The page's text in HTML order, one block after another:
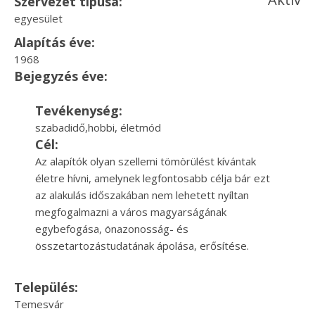
egyesület
Alapítás éve:
1968
Bejegyzés éve:
Tevékenység:
szabadidő,hobbi, életmód
Cél:
Az alapítók olyan szellemi tömörülést kívántak
életre hívni, amelynek legfontosabb célja bár ezt
az alakulás időszakában nem lehetett nyíltan
megfogalmazni a város magyarságának
egybefogása, önazonosság- és
összetartozástudatának ápolása, erősítése.
Település:
Temesvár